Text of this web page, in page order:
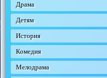
Драма
Детям
История
Комедия
Мелодрама